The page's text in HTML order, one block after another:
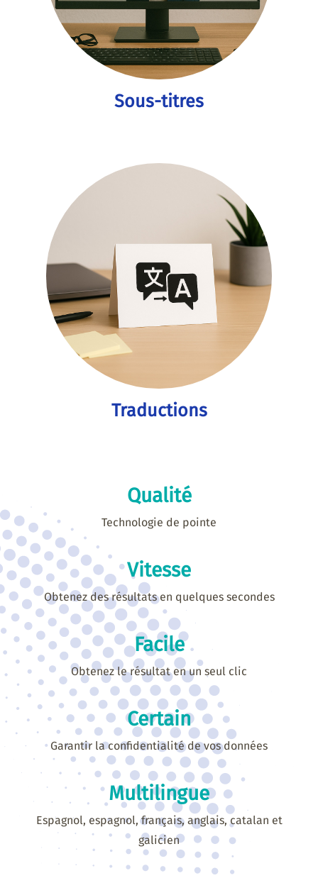
Sous-titres
Traductions
Qualité
Technologie de pointe
Vitesse
Obtenez des résultats en quelques secondes
Facile
Obtenez le résultat en un seul clic
Certain
Garantir la confidentialité de vos données
Multilingue
Espagnol, espagnol, français, anglais, catalan et
galicien